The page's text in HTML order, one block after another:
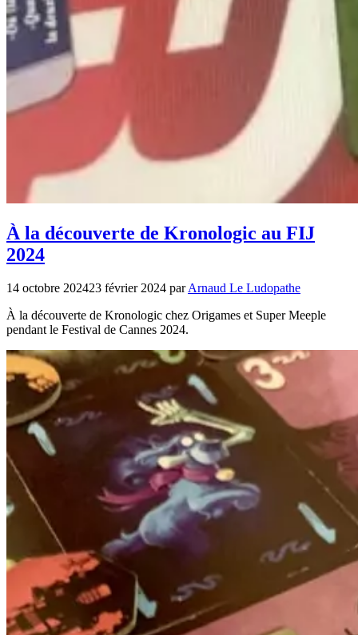
À la découverte de Kronologic au FIJ
2024
14 octobre 202423 février 2024 parArnaud Le Ludopathe
À la découverte de Kronologic chez Origames et Super Meeple
pendant le Festival de Cannes 2024.